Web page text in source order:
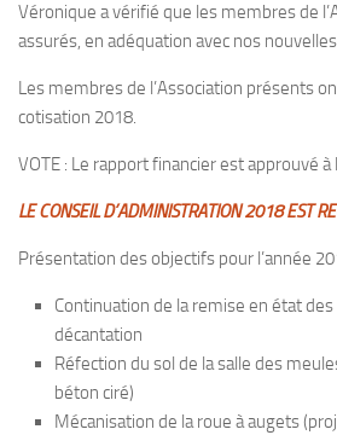
Véronique a vérifié que les membres de
assurés, en adéquation avec nos
Les membres de l’Association présents
cotisation 2018.
VOTE : Le rapport financier est approuvé à
LE CONSEIL D’ADMINISTRATION 2018 EST
Présentation des objectifs pour l’année
Continuation de la remise en état
décantation
Réfection du sol de la salle des
béton ciré)
Mécanisation de la roue à augets